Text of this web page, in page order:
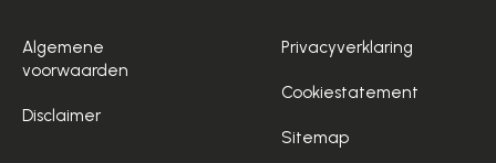
Algemene
voorwaarden
Disclaimer
Privacyverklaring
Cookiestatement
Sitemap